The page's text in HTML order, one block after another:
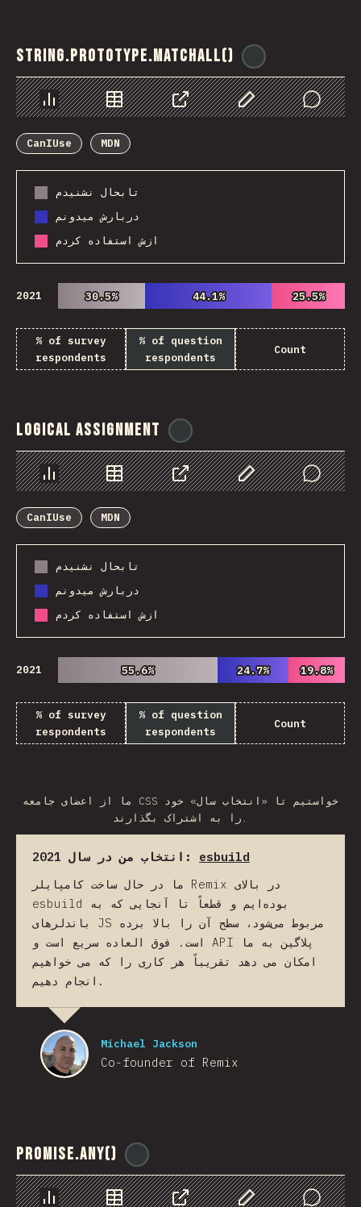
String.prototype.matchAll()
Chart Data Share Customize Data
Comments
CanIUse
MDN
تابحال نشنیدم
دربارش میدونم
ازش استفاده کردم
2021 30.5%
30.5% 44.1%
44.1% 25.5%
25.5%
% of survey
respondents
% of question
respondents
Count
Logical Assignment
Chart Data Share Customize Data
Comments
CanIUse
MDN
تابحال نشنیدم
دربارش میدونم
ازش استفاده کردم
2021 55.6%
55.6% 24.7%
24.7% 19.8%
19.8%
% of survey
respondents
% of question
respondents
Count
ما از اعضای جامعه CSS خواستیم تا «انتخاب سال» خود
را به اشتراک بگذارند.
انتخاب من در سال 2021: esbuild
ما در حال ساخت کامپایلر Remix در بالای
esbuild بوده‌ایم و قطعاً تا آنجایی که به
باندلرهای JS مربوط می‌شود، سطح آن را بالا برده
است. فوق العاده سریع است و API پلاگین به ما
امکان می دهد تقریباً هر کاری را که می خواهیم
انجام دهیم.
Michael Jackson
Co-founder of Remix
Promise.any()